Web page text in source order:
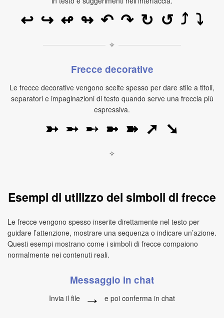
↩ ↪ ↫ ↬ ↶ ↷ ↻ ↺ ⤴ ⤵
✧
Frecce decorative
Le frecce decorative vengono scelte spesso per dare stile a titoli,
separatori e impaginazioni di testo quando serve una freccia più
espressiva.
➳ ➵ ➸ ➼ ➽ ➚ ➘
✧
Esempi di utilizzo dei simboli di frecce
Le frecce vengono spesso inserite direttamente nel testo per
guidare l’attenzione, mostrare una sequenza o indicare un’azione.
Questi esempi mostrano come i simboli di frecce compaiono
normalmente nei contenuti reali.
Messaggio in chat
Invia il file → e poi conferma in chat